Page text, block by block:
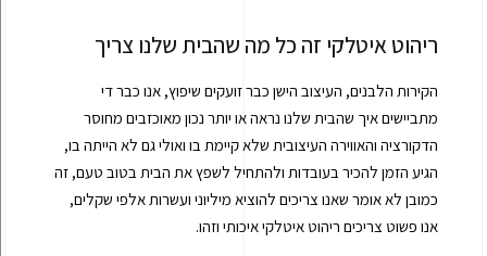
ריהוט איטלקי זה כל מה שהבית שלנו צריך
הקירות הלבנים, העיצוב הישן כבר זועקים שיפוץ, אנו כבר די
מתביישים איך שהבית שלנו נראה או יותר נכון מאוכזבים מחוסר
הדקורציה והאווירה העיצובית שלא קיימת בו ואולי גם לא הייתה בו,
הגיע הזמן להכיר בעובדות ולהתחיל לשפץ את הבית בטוב טעם, זה
כמובן לא אומר שאנו צריכים להוציא מיליוני ועשרות אלפי שקלים,
אנו פשוט צריכים ריהוט איטלקי איכותי וזהו.